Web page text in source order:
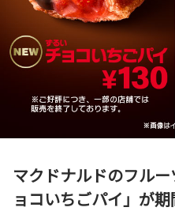
マクドナルドのフル
ョコいちごパイ」が期